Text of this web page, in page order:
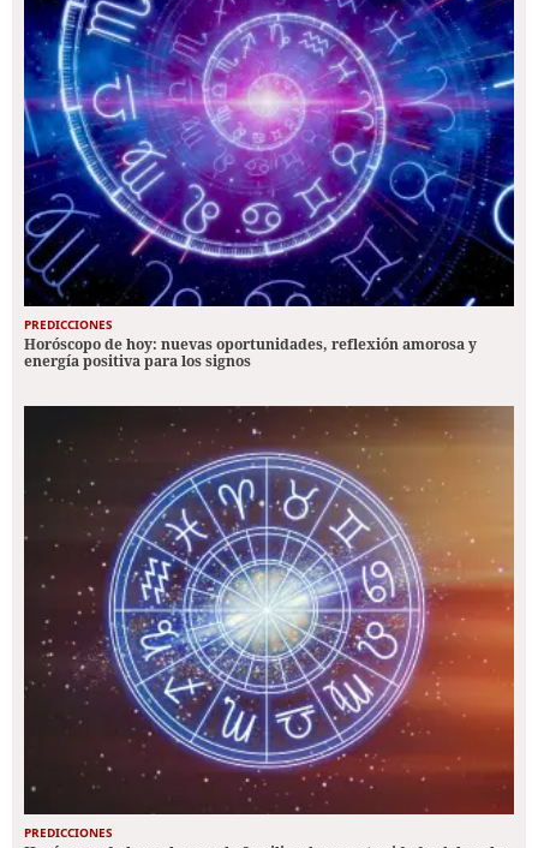
PREDICCIONES
Horóscopo de hoy: nuevas oportunidades, reflexión amorosa y
energía positiva para los signos
PREDICCIONES